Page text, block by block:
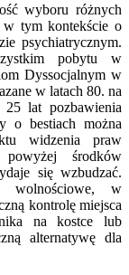
wyboru różnych
w tym kontekście o
psychiatrycznym.
pobytu w
Dyssocjalnym w
w latach 80. na
lat pozbawienia
o bestiach można
widzenia praw
powyżej środków
się wzbudzać.
wolnościowe, w
kontrolę miejsca
na kostce lub
alternatywę dla